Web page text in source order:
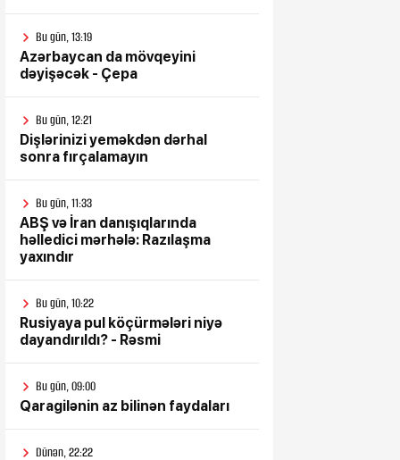
Bu gün, 13:19
Azərbaycan da mövqeyini
dəyişəcək - Çepa
Bu gün, 12:21
Dişlərinizi yeməkdən dərhal
sonra fırçalamayın
Bu gün, 11:33
ABŞ və İran danışıqlarında
həlledici mərhələ: Razılaşma
yaxındır
Bu gün, 10:22
Rusiyaya pul köçürmələri niyə
dayandırıldı? - Rəsmi
Bu gün, 09:00
Qaragilənin az bilinən faydaları
Dünən, 22:22